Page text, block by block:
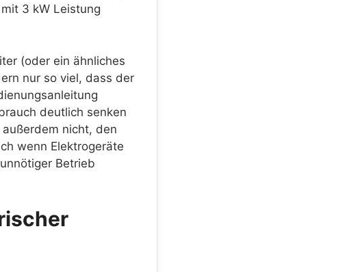
3 kW Leistung
(oder ein ähnliches
nur so viel, dass der
deutlich senken
nicht, den
wenn Elektrogeräte
Betrieb